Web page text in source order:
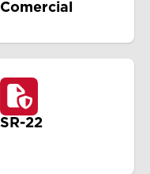
Comercial
SR-22